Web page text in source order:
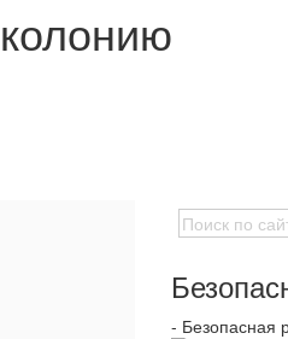
- Безопасная